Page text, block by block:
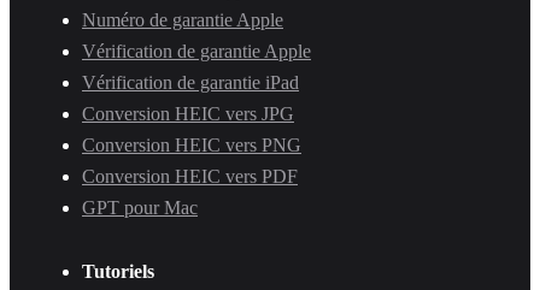
Numéro de garantie Apple
Vérification de garantie Apple
Vérification de garantie iPad
Conversion HEIC vers JPG
Conversion HEIC vers PNG
Conversion HEIC vers PDF
GPT pour Mac
Tutoriels